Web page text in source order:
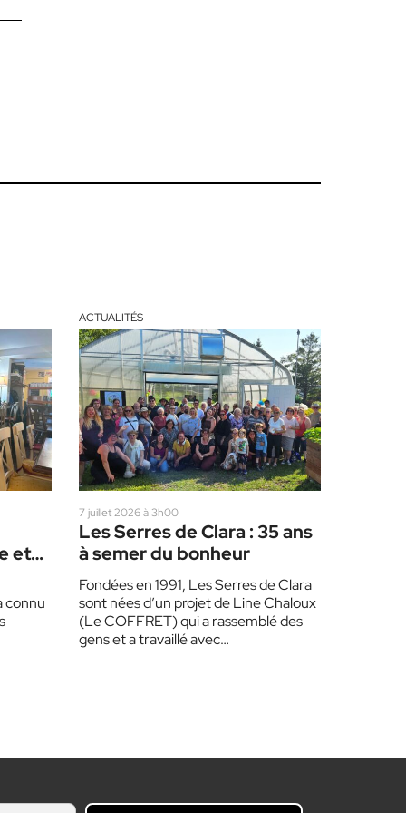
et
connu
ACTUALITÉS
7 juillet 2026 à 3h00
Les Serres de Clara : 35 ans
à semer du bonheur
Fondées en 1991, Les Serres de Clara
sont nées d’un projet de Line Chaloux
(Le COFFRET) qui a rassemblé des
gens et a travaillé avec…